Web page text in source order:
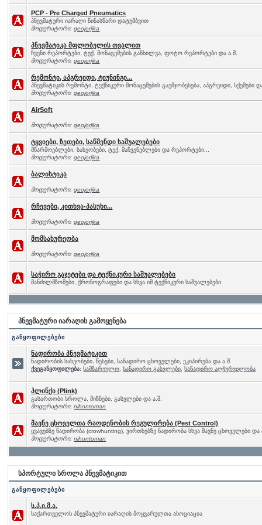
PCP - Pre Charged Pneumatics
პნევმატური იარაღი წინასწარი დატუმბვით
მოდერატორი:geojorjika
პნევმატიკა მფლობელის თვალით
ჩვენი რეპორტები, ტექ. მონაცემების განხილვა, ფოტო რეპორტები და ა.შ.
მოდერატორი:geojorjika
რემონტი, აპგრეიდი, ტიუნინგი...
პნევმატიკის რემონტი, ტექნიკური მონაცემების გაუმჯობესება, აპგრეიდი, სქემები
მოდერატორი:geojorjika
AirSoft
მოდერატორი:geojorjika
ტყვიები, ზეთები, საწმენდი საშუალებები
მწარმოებლები, სახეობები, ტექ. მაჩვენებლები და რეპორტები...
მოდერატორი:geojorjika
ბალისტიკა
მოდერატორი:geojorjika
რჩევები, კითხვა-პასუხი...
მოდერატორი:geojorjika
მომსახურეობა
მოდერატორი:geojorjika
საჭირო გაჯეტები და ტექნიკური საშუალებები
მანძილმზომები, ქრონოგრაფები და სხვა იმ ტექნიკური საშუალებები
პნევმატური იარაღის გამოყენება
განყოფილებები
ნადირობა პნევმატიკით
ნადირობის სახეობები, წესები, სანადირო ცხოველები, ეკიპირება და ა.შ.
ქვეგანყოფილება: სამზარეულო სანადირო გასვლები სანადირო აღჭურვილობა
პლინქი (Plink)
გასართობი სროლა, მიზნები, გასვლები და ა.შ.
მოდერატორი:nihontoman
მავნე ცხოველთა რაოდენობის რეგულირება (Pest Control)
ყვავებზე ნადირობა (crowhunting), ვირთხებზე ნადირობა სხვა მავნე ცხოველები და
მოდერატორი:nihontoman
სპორტული სროლა პნევმატიკით
განყოფილებები
ს.პ.ი.მ.ა.
საქართველოს პნევმატური იარაღის მოყვარულთა ასოციაცია